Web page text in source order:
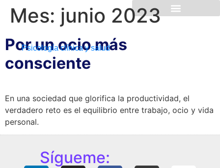
Psicología clínica y salud
Mes: junio 2023
Por un ocio más
consciente
En una sociedad que glorifica la productividad, el
verdadero reto es el equilibrio entre trabajo, ocio y vida
personal.
Sígueme: